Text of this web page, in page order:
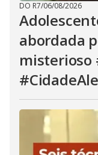
DO R7/06/08/2026
abordada
misterioso